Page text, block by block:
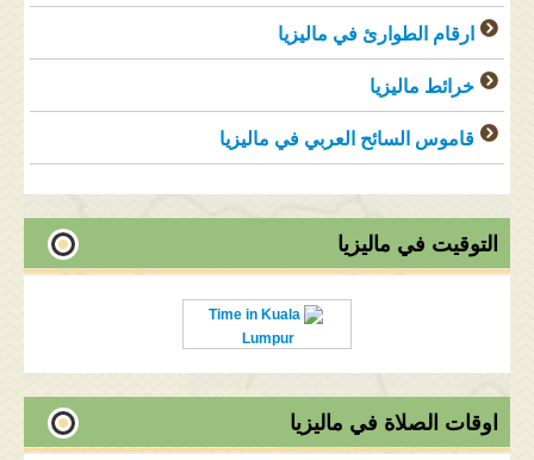
ارقام الطوارئ في ماليزيا
خرائط ماليزيا
قاموس السائح العربي في ماليزيا
التوقيت في ماليزيا
Time in Kuala
Lumpur
اوقات الصلاة في ماليزيا